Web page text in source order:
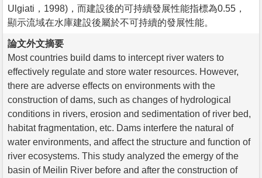
Ulgiati，1998)，而建設後的可持續發展性能指標為0.55，
顯示流域在水庫建設後屬於不可持續的發展性能。
論文外文摘要
Most countries build dams to intercept river waters to
effectively regulate and store water resources. However,
there are adverse effects on environments with the
construction of dams, such as changes of hydrological
conditions in rivers, erosion and sedimentation of river bed,
habitat fragmentation, etc. Dams interfere the natural of
water environments, and affect the structure and function of
river ecosystems. This study analyzed the emergy of the
basin of Meilin River before and after the construction of